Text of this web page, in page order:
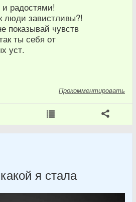
радостями!
люди завистливы?!
показывай чувств
ты себя от
уст.
Прокомментировать
я стала